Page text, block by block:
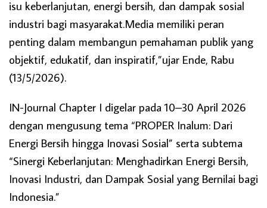
isu keberlanjutan, energi bersih, dan dampak sosial
industri bagi masyarakat.Media memiliki peran
penting dalam membangun pemahaman publik yang
objektif, edukatif, dan inspiratif,”ujar Ende, Rabu
(13/5/2026).
IN-Journal Chapter I digelar pada 10–30 April 2026
dengan mengusung tema “PROPER Inalum: Dari
Energi Bersih hingga Inovasi Sosial” serta subtema
“Sinergi Keberlanjutan: Menghadirkan Energi Bersih,
Inovasi Industri, dan Dampak Sosial yang Bernilai bagi
Indonesia.”